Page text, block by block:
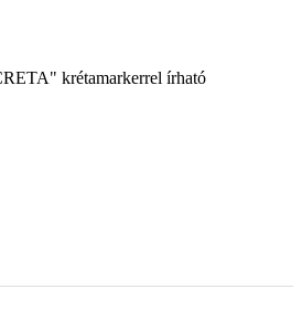
krétamarkerrel írható